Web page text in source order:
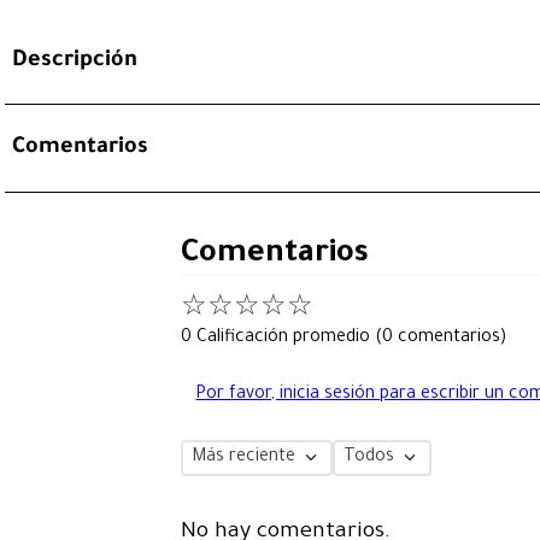
Descripción
Comentarios
Comentarios
☆☆☆☆☆
0 Calificación promedio (0 comentarios)
Por favor, inicia sesión para escribir un
Más reciente Todos
No hay comentarios.